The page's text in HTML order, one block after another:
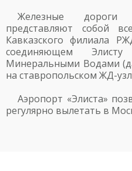
Железные дороги
представляют собой
Кавказского филиала
соединяющем
Минеральными Водами
на ставропольском ЖД-
Аэропорт «Элиста»
регулярно вылетать в